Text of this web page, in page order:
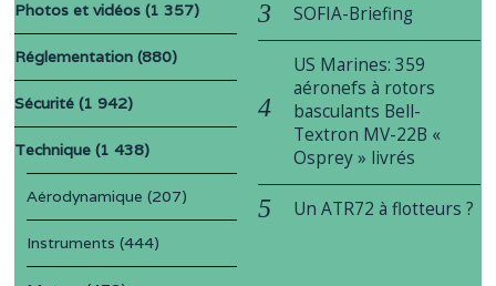
Photos et vidéos (1 357)
Réglementation (880)
Sécurité (1 942)
Technique (1 438)
Aérodynamique (207)
Instruments (444)
SOFIA-Briefing
US Marines: 359
aéronefs à rotors
basculants Bell-
Textron MV-22B «
Osprey » livrés
Un ATR72 à flotteurs ?